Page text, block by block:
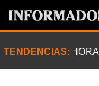
TENDENCIAS: